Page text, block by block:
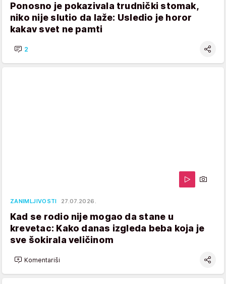
Ponosno je pokazivala trudnički stomak,
niko nije slutio da laže: Usledio je horor
kakav svet ne pamti
2
ZANIMLJIVOSTI 27.07.2026.
Kad se rodio nije mogao da stane u
krevetac: Kako danas izgleda beba koja je
sve šokirala veličinom
Komentariši